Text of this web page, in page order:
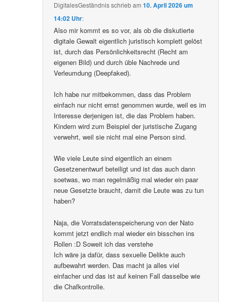
DigitalesGeständnisschriebam10. April 2026 um
14:02 Uhr:
Also mir kommt es so vor, als ob die diskutierte
digitale Gewalt eigentlich juristisch komplett gelöst
ist, durch das Persönlichkeitsrecht (Recht am
eigenen Bild) und durch üble Nachrede und
Verleumdung (Deepfaked).
Ich habe nur mitbekommen, dass das Problem
einfach nur nicht ernst genommen wurde, weil es im
Interesse derjenigen ist, die das Problem haben.
Kindern wird zum Beispiel der juristische Zugang
verwehrt, weil sie nicht mal eine Person sind.
Wie viele Leute sind eigentlich an einem
Gesetzenentwurf beteiligt und ist das auch dann
soetwas, wo man regelmäßig mal wieder ein paar
neue Gesetzte braucht, damit die Leute was zu tun
haben?
Naja, die Vorratsdatenspeicherung von der Nato
kommt jetzt endlich mal wieder ein bisschen ins
Rollen :D Soweit ich das verstehe
Ich wäre ja dafür, dass sexuelle Delikte auch
aufbewahrt werden. Das macht ja alles viel
einfacher und das ist auf keinen Fall dasselbe wie
die Chafkontrolle.